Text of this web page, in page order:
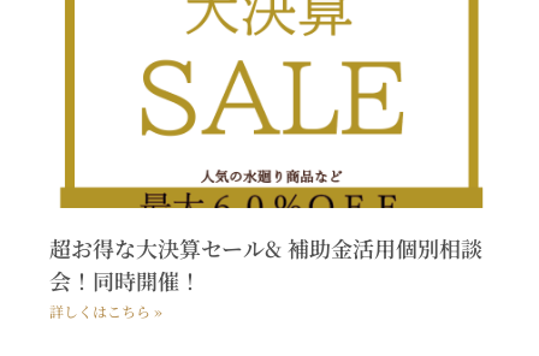
超お得な大決算セール& 補助金活用個別相談
会！同時開催！
詳しくはこちら »